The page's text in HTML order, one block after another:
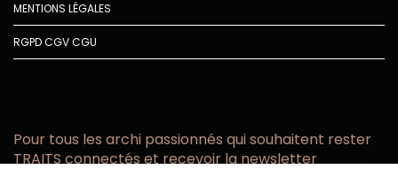
MENTIONS LÉGALES
RGPDCGVCGU
Pour tous les archi passionnés qui souhaitent rester
TRAITS connectés et recevoir la newsletter